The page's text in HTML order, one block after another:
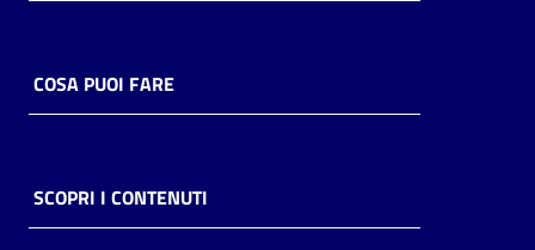
COSA PUOI FARE
SCOPRI I CONTENUTI